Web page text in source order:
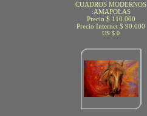
CUADROS MODERNOS
:AMAPOLAS
Precio $ 110.000
Precio Internet $ 90.000
US $ 0